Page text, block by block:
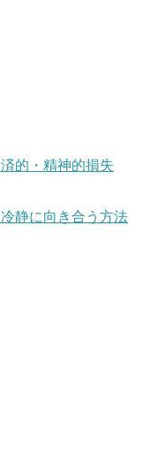
的・精神的損失
静に向き合う方法